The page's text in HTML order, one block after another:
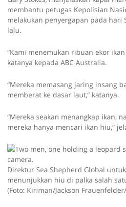
membantu petugas Kepolisian
melakukan penyergapan pada hari
lalu.
“Kami menemukan ribuan ekor
katanya kepada ABC Australia.
“Mereka memasang jaring insang
memberat ke dasar laut,” katanya.
“Mereka seakan menangkap ikan,
mereka hanya mencari ikan hiu,”
Direktur Sea Shepherd Global
menunjukkan hiu di palka salah
(Foto: Kiriman/Jackson